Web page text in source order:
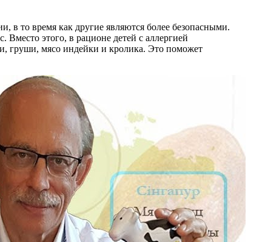
в то время как другие являются более безопасными.
этого, в рационе детей с аллергией
груши, мясо индейки и кролика. Это поможет